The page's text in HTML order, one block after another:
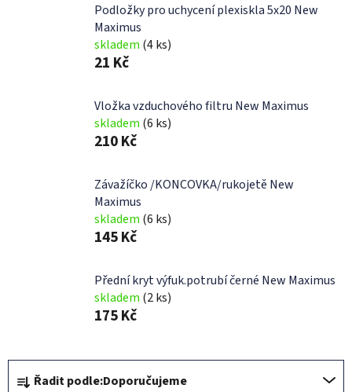
Podložky pro uchycení plexiskla 5x20 New
Maximus
skladem (4 ks)
21 Kč
Vložka vzduchového filtru New Maximus
skladem (6 ks)
210 Kč
Závažíčko /KONCOVKA/rukojetě New
Maximus
skladem (6 ks)
145 Kč
Přední kryt výfuk.potrubí černé New Maximus
skladem (2 ks)
175 Kč
Ř
Řadit podle:Doporučujeme